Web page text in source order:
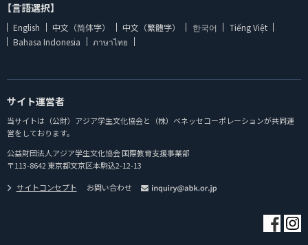
【言語選択】
English 中文（简体字） 中文（繁體字） 한국어
Tiếng Việt
Bahasa Indonesia
ภาษาไทย
サイト運営者
当サイトは（公財）アジア学生文化協会と（株）ベネッセコーポレーションが共同運
営をしております。
公益財団法人アジア学生文化協会 国際教育支援事業部
〒113-8642 東京都文京区本駒込2-12-13
サイトコンセプト
お問い合わせ